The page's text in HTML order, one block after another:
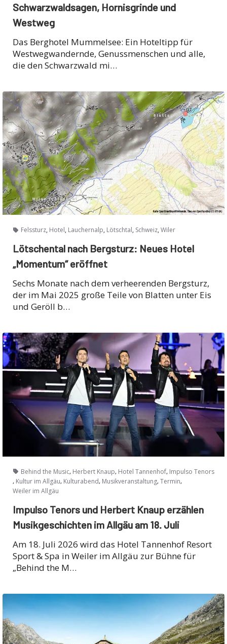
Schwarzwaldsagen, Hornisgrinde und
Westweg
Das Berghotel Mummelsee: Ein Hoteltipp für
Westwegwandernde, Genussmenschen und alle,
die den Schwarzwald mi…
Felssturz, Hotel, Lauchernalp, Lötschtal, Schweiz, Wiler
Lötschental nach Bergsturz: Neues Hotel
„Momentum“ eröffnet
Sechs Monate nach dem verheerenden Bergsturz,
der im Mai 2025 große Teile von Blatten unter Eis
und Geröll b…
Behind the Music, Herbert Knaup, Hotel Tannenhof, Impulso Tenors
, Kultur im Allgäu, Kulturabend, Musikveranstaltung, Termin,
Weiler im Allgäu
Impulso Tenors und Herbert Knaup erzählen
Musikgeschichten im Allgäu am 18. Juli
Am 18. Juli 2026 wird das Hotel Tannenhof Resort
Sport & Spa in Weiler im Allgäu zur Bühne für
„Behind the M…